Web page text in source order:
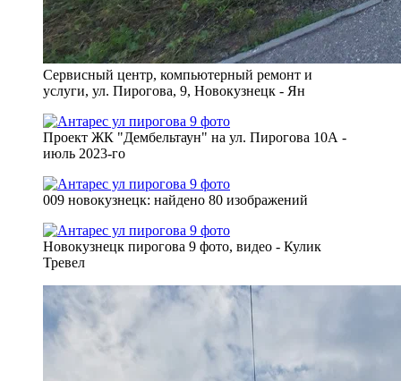
Сервисный центр, компьютерный ремонт и
услуги, ул. Пирогова, 9, Новокузнецк - Ян
Проект ЖК "Дембельтаун" на ул. Пирогова 10А -
июль 2023-го
009 новокузнецк: найдено 80 изображений
Новокузнецк пирогова 9 фото, видео - Кулик
Тревел